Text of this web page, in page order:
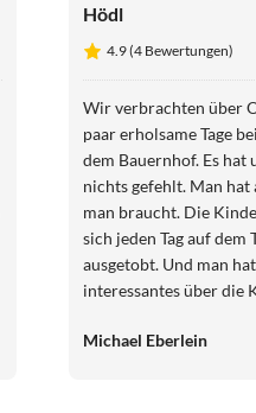
Hödl
4.9 (4 Bewertungen)
Wir verbrachten über
paar erholsame Tage
dem Bauernhof. Es hat
nichts gefehlt. Man hat
man braucht. Die
sich jeden Tag auf dem
ausgetobt. Und man
interessantes über die
wunderschön. Man ist
Michael Eberlein